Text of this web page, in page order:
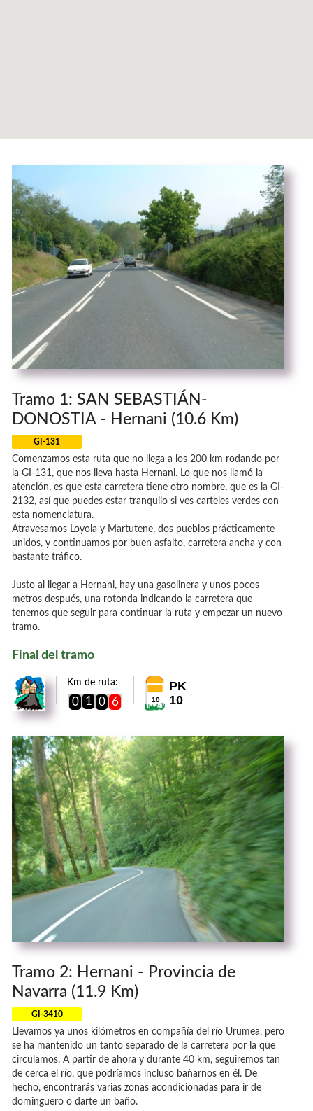
Tramo 1: SAN SEBASTIÁN-
DONOSTIA - Hernani (10.6 Km)
GI-131
Comenzamos esta ruta que no llega a los 200 km rodando por
la GI-131, que nos lleva hasta Hernani. Lo que nos llamó la
atención, es que esta carretera tiene otro nombre, que es la GI-
2132, así que puedes estar tranquilo si ves carteles verdes con
esta nomenclatura.
Atravesamos Loyola y Martutene, dos pueblos prácticamente
unidos, y continuamos por buen asfalto, carretera ancha y con
bastante tráfico.
Justo al llegar a Hernani, hay una gasolinera y unos pocos
metros después, una rotonda indicando la carretera que
tenemos que seguir para continuar la ruta y empezar un nuevo
tramo.
Final del tramo
Km de ruta:
0 1 0 6 10
PK
10
Tramo 2: Hernani - Provincia de
Navarra (11.9 Km)
GI-3410
Llevamos ya unos kilómetros en compañía del río Urumea, pero
se ha mantenido un tanto separado de la carretera por la que
circulamos. A partir de ahora y durante 40 km, seguiremos tan
de cerca el río, que podríamos incluso bañarnos en él. De
hecho, encontrarás varias zonas acondicionadas para ir de
dominguero o darte un baño.